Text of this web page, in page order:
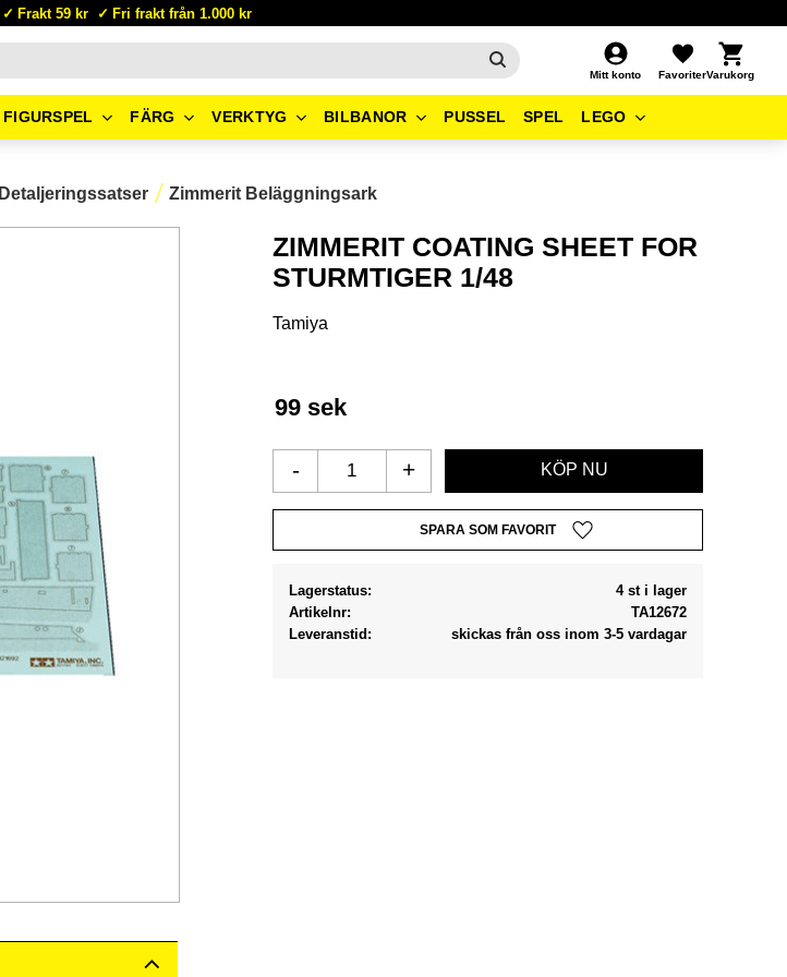
Frakt 59 kr Fri frakt från 1.000 kr
Mitt konto
Favoriter
Kundvagn
FIGURSPEL FÄRG VERKTYG BILBANOR PUSSEL SPEL LEGO
Detaljeringssatser Zimmerit Beläggningsark
ZIMMERIT COATING SHEET FOR
STURMTIGER 1/48
Tamiya
99 sek
+
-
Lägg till i favoriter
Lagerstatus
4 st i lager
Artikelnr
TA12672
Leveranstid
skickas från oss inom 3-5 vardagar